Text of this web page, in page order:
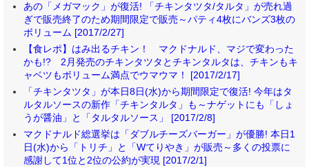
あの「メガマック」が復活! 「チキンタツタ/タルタ」が売れ過
ぎで販売終了のため期間限定で販売～パティ4枚にバンズ3枚の
ボリューム [2017/2/27]
【食レポ】はみ出るチキン！ マクドナルド、マジで変わった
かも!? 2月発売のチキンタツタとチキンタルタは、チキンもキ
ャベツもボリューム満点でウマウマ！ [2017/2/17]
「チキンタツタ」が本日8日(水)から期間限定で復活! 今年はタ
ルタルソースの新作「チキンタルタ」も～ナゲットにも「しょ
うが醤油」と「タルタルソース」 [2017/2/8]
マクドナルド総選挙は「ダブルチーズバーガー」が優勝! 本日1
日(水)から「トリチ」と「Wてりやき」が販売～多くの投票に
感謝して1位と2位の公約が実現 [2017/2/1]